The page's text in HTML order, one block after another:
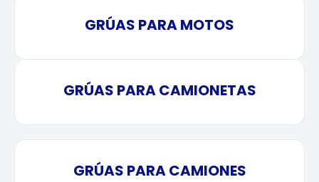
GRÚAS PARA MOTOS
GRÚAS PARA CAMIONETAS
GRÚAS PARA CAMIONES